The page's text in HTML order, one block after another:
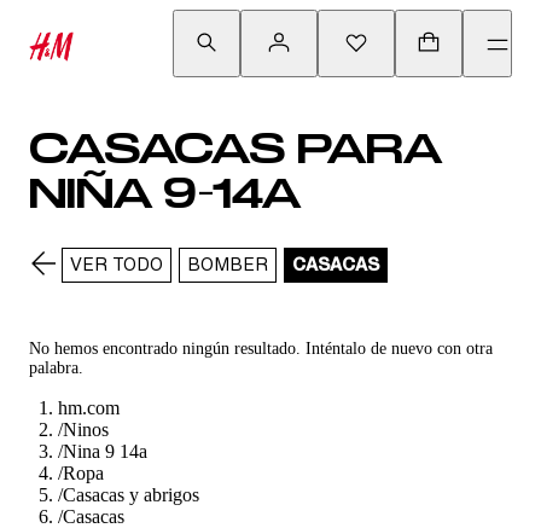
CASACAS PARA
NIÑA 9-14A
VER TODO BOMBER CASACAS
No hemos encontrado ningún resultado. Inténtalo de nuevo con otra
palabra.
hm.com
/Ninos
/Nina 9 14a
/Ropa
/Casacas y abrigos
/Casacas